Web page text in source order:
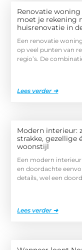
Renovatie
moet je rekening
huisrenovatie in
Een renovatie
op veel punten van
regio’s. De
Lees verder ➜
Modern interieur:
strakke, gezellige
woonstijl
Een modern
en doordachte
details, wel een
Lees verder ➜